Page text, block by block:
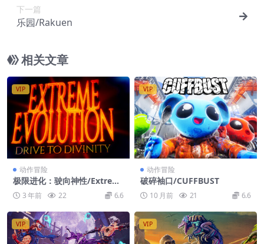
下一篇
乐园/Rakuen
相关文章
VIP
动作冒险
极限进化：驶向神性/Extrem
e Evolution: Drive to Divini
ty 3 年前 22 6.6
VIP
动作冒险
破碎袖口/CUFFBUST
10 月前 21 6.6
VIP VIP